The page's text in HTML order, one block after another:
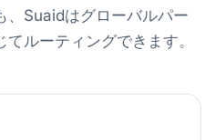
、Suaidはグローバルパー
ルーティングできます。